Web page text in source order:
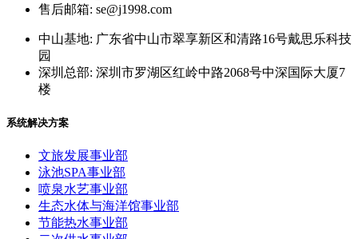
售后邮箱: se@j1998.com
中山基地: 广东省中山市翠享新区和清路16号戴思乐科技
园
深圳总部: 深圳市罗湖区红岭中路2068号中深国际大厦7
楼
系统解决方案
文旅发展事业部
泳池SPA事业部
喷泉水艺事业部
生态水体与海洋馆事业部
节能热水事业部